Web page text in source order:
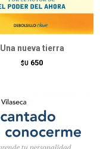
Una nueva tierra
$U 650